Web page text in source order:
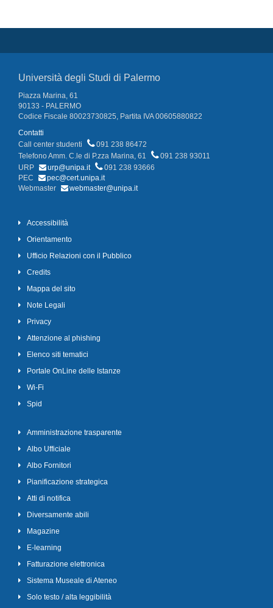
Università degli Studi di Palermo
Piazza Marina, 61
90133 - PALERMO
Codice Fiscale 80023730825, Partita IVA 00605880822
Contatti
Call center studenti
091 238 86472
Telefono Amm. C.le di P.zza Marina, 61
091 238 93011
URP
urp@unipa.it
091 238 93666
PEC
pec@cert.unipa.it
Webmaster
webmaster@unipa.it
Accessibilità
Orientamento
Ufficio Relazioni con il Pubblico
Credits
Mappa del sito
Note Legali
Privacy
Attenzione al phishing
Elenco siti tematici
Portale OnLine delle Istanze
Wi-Fi
Spid
Amministrazione trasparente
Albo Ufficiale
Albo Fornitori
Pianificazione strategica
Atti di notifica
Diversamente abili
Magazine
E-learning
Fatturazione elettronica
Sistema Museale di Ateneo
Solo testo / alta leggibilità